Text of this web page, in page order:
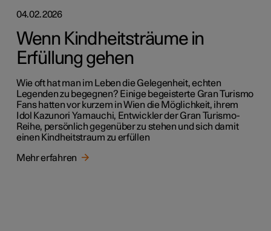
04.02.2026
Wenn Kindheitsträume in
Erfüllung gehen
Wie oft hat man im Leben die Gelegenheit, echten
Legenden zu begegnen? Einige begeisterte Gran Turismo
Fans hatten vor kurzem in Wien die Möglichkeit, ihrem
Idol Kazunori Yamauchi, Entwickler der Gran Turismo-
Reihe, persönlich gegenüber zu stehen und sich damit
einen Kindheitstraum zu erfüllen
Mehr erfahren